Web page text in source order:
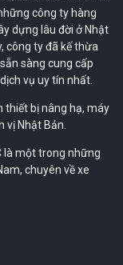
công ty hàng
dựng lâu đời ở Nhật
công ty đã kế thừa
sàng cung cấp
vụ uy tín nhất.
thiết bị nâng hạ, máy
Nhật Bản.
là một trong những
chuyên về xe